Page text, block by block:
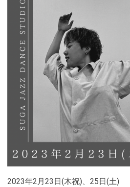
2023年2月23日(木祝)、25日(土)